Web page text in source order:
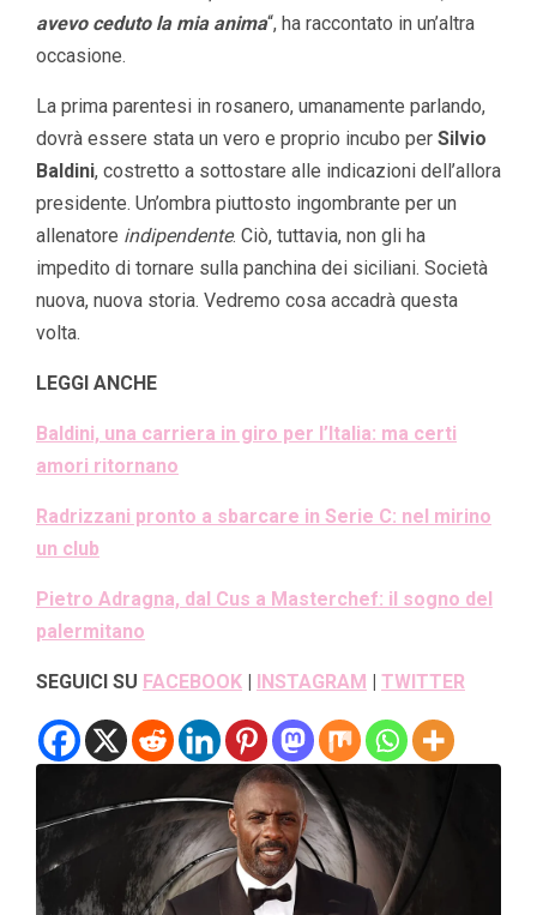
avevo ceduto la mia anima“, ha raccontato in un’altra
occasione.
La prima parentesi in rosanero, umanamente parlando,
dovrà essere stata un vero e proprio incubo per Silvio
Baldini, costretto a sottostare alle indicazioni dell’allora
presidente. Un’ombra piuttosto ingombrante per un
allenatore indipendente. Ciò, tuttavia, non gli ha
impedito di tornare sulla panchina dei siciliani. Società
nuova, nuova storia. Vedremo cosa accadrà questa
volta.
LEGGI ANCHE
Baldini, una carriera in giro per l’Italia: ma certi
amori ritornano
Radrizzani pronto a sbarcare in Serie C: nel mirino
un club
Pietro Adragna, dal Cus a Masterchef: il sogno del
palermitano
SEGUICI SU FACEBOOK INSTAGRAM TWITTER